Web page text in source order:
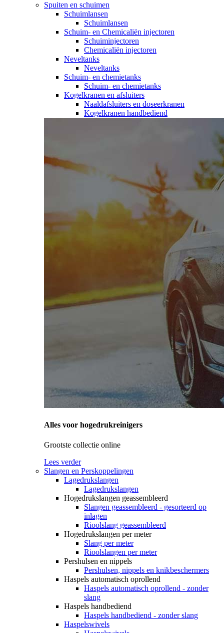
Spuiten en schuimen
Schuimlansen
Schuimlansen
Schuim- en Chemicaliën injectoren
Schuiminjectoren
Chemicaliën injectoren
Neveltanks
Neveltanks
Schuim- en chemietanks
Schuim- en chemietanks
Kogelkranen en afsluiters
Naaldafsluiters en doseerkranen
Kogelkranen handbediend
Alles voor hogedrukreinigers
Grootste collectie online
Lees verder
Slangen en Perskoppelingen
Lagedrukslangen
Lagedrukslangen
Hogedrukslangen geassembleerd
Slangen geassembleerd - gesorteerd op
inlagen
Rioolslang geassembleerd
Hogedrukslangen per meter
Slang per meter
Rioolslangen per meter
Pershulsen en nippels
Pershulsen, nippels en knikbeschermers
Haspels automatisch oprollend
Haspels automatisch oprollend - zonder
slang
Haspels handbediend
Haspels handbediend - zonder slang
Haspelswivels